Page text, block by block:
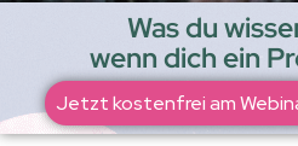
Was du
wenn dich ein
Jetzt kostenfrei am